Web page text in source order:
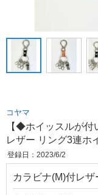
コヤマ
【◆ホイッスルが付
レザー リング3連ホ
登録日：2023/6/2
カラビナ(M)付レ